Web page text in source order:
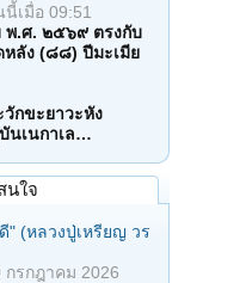
นี้เมื่อ 09:51
พ.ศ. ๒๕๖๙ ตรงกับ
ลัง (๘๘) ปีมะเมีย
กขะยาวะหัง
นเนกาเล…
นใจ
" (หลวงปู่เหรียญ วร
กรกฎาคม 2026